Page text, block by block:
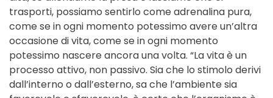
trasporti, possiamo sentirlo come adrenalina pura,
come se in ogni momento potessimo avere un’altra
occasione di vita, come se in ogni momento
potessimo nascere ancora una volta. “La vita è un
processo attivo, non passivo. Sia che lo stimolo derivi
dall’interno o dall’esterno, sa che l’ambiente sia